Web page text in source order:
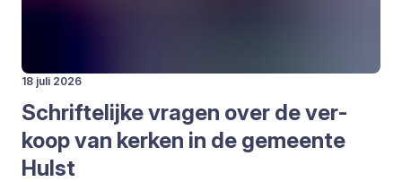
18 juli 2026
Schrif­te­lij­ke vra­gen over de ver­
koop van ker­ken in de gemeen­te
Hulst